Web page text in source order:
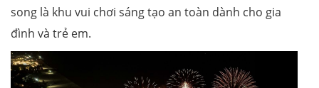
song là khu vui chơi sáng tạo an toàn dành cho gia
đình và trẻ em.